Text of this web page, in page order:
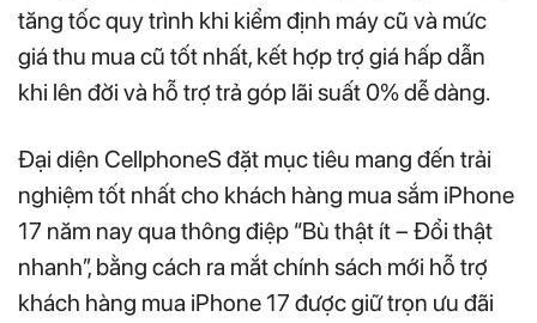
tăng tốc quy trình khi kiểm định máy cũ và mức
giá thu mua cũ tốt nhất, kết hợp trợ giá hấp dẫn
khi lên đời và hỗ trợ trả góp lãi suất 0% dễ dàng.
Đại diện CellphoneS đặt mục tiêu mang đến trải
nghiệm tốt nhất cho khách hàng mua sắm iPhone
17 năm nay qua thông điệp “Bù thật ít – Đổi thật
nhanh”, bằng cách ra mắt chính sách mới hỗ trợ
khách hàng mua iPhone 17 được giữ trọn ưu đãi